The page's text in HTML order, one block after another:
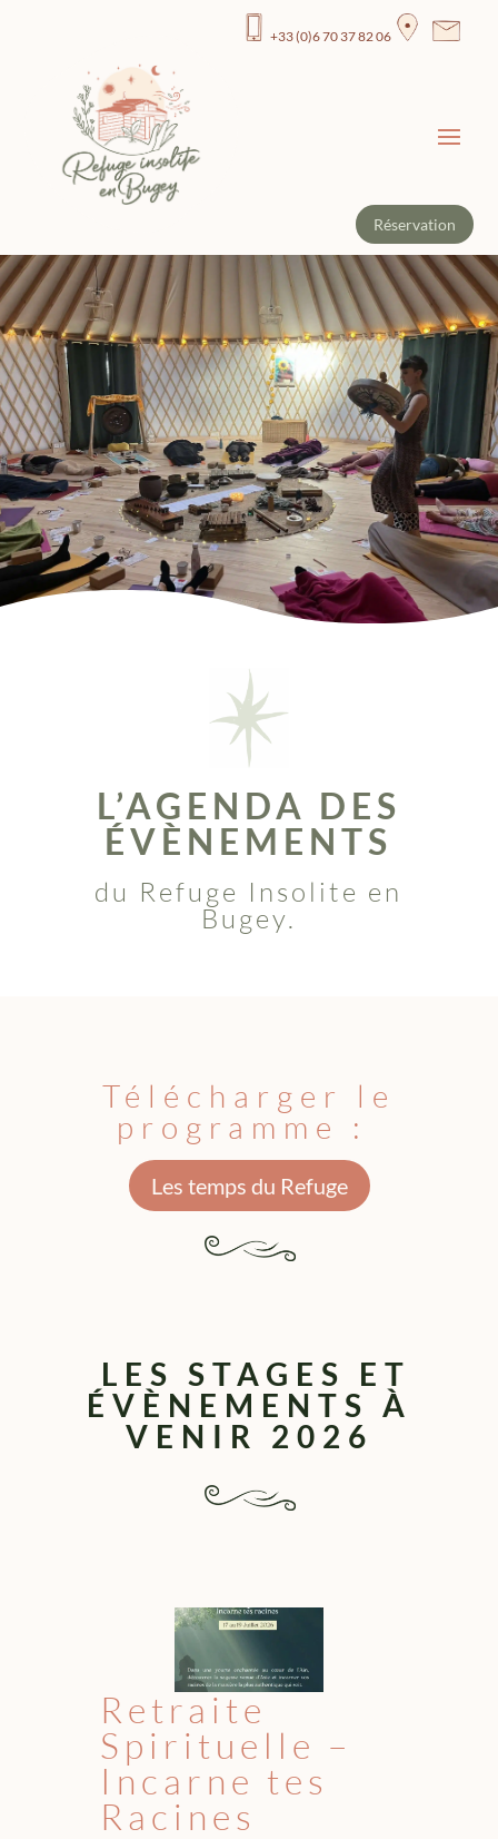
+33 (0)6 70 37 82 06
Réservation
L’AGENDA DES
ÉVÈNEMENTS
du Refuge Insolite en
Bugey.
Télécharger le
programme :
Les temps du Refuge
LES STAGES ET
ÉVÈNEMENTS À
VENIR 2026
Retraite
Spirituelle –
Incarne tes
Racines